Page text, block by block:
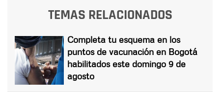
TEMAS RELACIONADOS
Completa tu esquema en los
puntos de vacunación en Bogotá
habilitados este domingo 9 de
agosto